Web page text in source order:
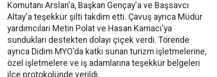
Komutanı Arslan'a, Başkan Gençay'a ve Başsavcı
Altay'a teşekkür şilti takdim etti. Çavuş ayrıca Müdür
yardımcıları Metin Polat ve Hasan Kamacı'ya
sundukları destekten dolayı çiçek verdi. Törende
ayrıca Didim MYO'da katkı sunan turizm işletmelerine,
özel işletmelere ve iş adamlarına teşekkür belgeleri
ilçe protokolünde verildi.